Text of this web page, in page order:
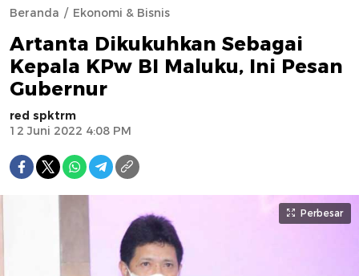
Beranda Ekonomi & Bisnis
Artanta Dikukuhkan Sebagai
Kepala KPw BI Maluku, Ini Pesan
Gubernur
red spktrm
12 Juni 2022 4:08 PM
Perbesar